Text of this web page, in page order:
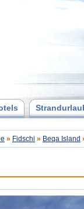
» Fidschi » Beqa Island